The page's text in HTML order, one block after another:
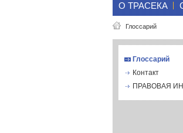
О ТРАСЕКА
Глоссарий
Глоссарий
Контакт
ПРАВОВАЯ